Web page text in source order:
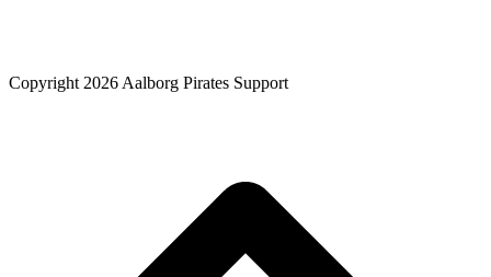
Copyright 2026 Aalborg Pirates Support